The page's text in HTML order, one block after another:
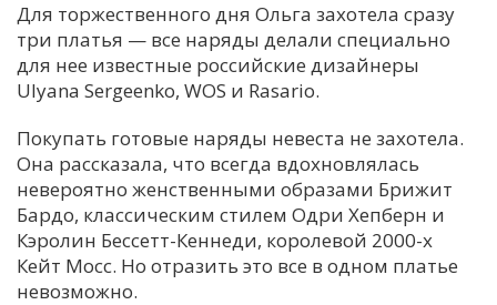
М
Н
Х
Я
Для торжественного дня Ольга захотела сразу
три платья — все наряды делали специально
для нее известные российские дизайнеры
Ulyana Sergeenko, WOS и Rasario.
Покупать готовые наряды невеста не захотела.
Она рассказала, что всегда вдохновлялась
невероятно женственными образами Брижит
Бардо, классическим стилем Одри Хепберн и
Кэролин Бессетт-Кеннеди, королевой 2000-х
Кейт Мосс. Но отразить это все в одном платье
невозможно.